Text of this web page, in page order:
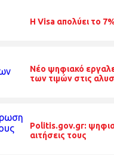
H Visa απολύει το
Nέο ψηφιακό
των τιμών στις
Politis.gov.gr:
αιτήσεις τους